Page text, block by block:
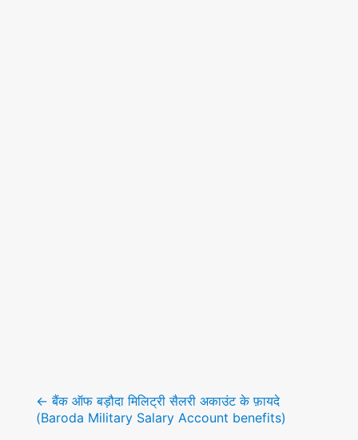
navigation
← बैंक ऑफ बड़ौदा मिलिट्री सैलरी अकाउंट के फ़ायदे
(Baroda Military Salary Account benefits)